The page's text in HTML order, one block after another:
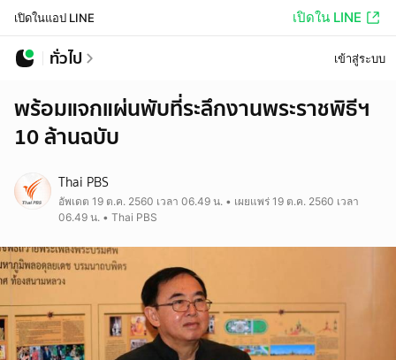
เปิดในแอป LINE เปิดใน LINE
ทั่วไป เข้าสู่ระบบ
พร้อมแจกแผ่นพับที่ระลึกงานพระราชพิธีฯ
10 ล้านฉบับ
Thai PBS
อัพเดต 19 ต.ค. 2560 เวลา 06.49 น. • เผยแพร่ 19 ต.ค. 2560 เวลา
06.49 น. • Thai PBS